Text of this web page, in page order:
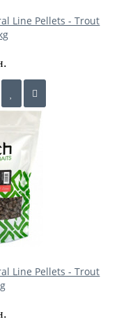
Line Pellets - Trout
Line Pellets - Trout